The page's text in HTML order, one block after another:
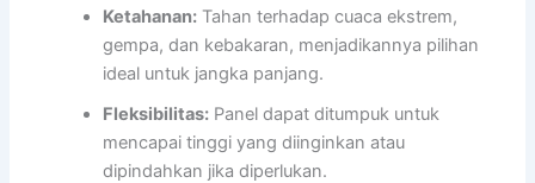
Ketahanan: Tahan terhadap cuaca ekstrem,
gempa, dan kebakaran, menjadikannya pilihan
ideal untuk jangka panjang.
Fleksibilitas: Panel dapat ditumpuk untuk
mencapai tinggi yang diinginkan atau
dipindahkan jika diperlukan.